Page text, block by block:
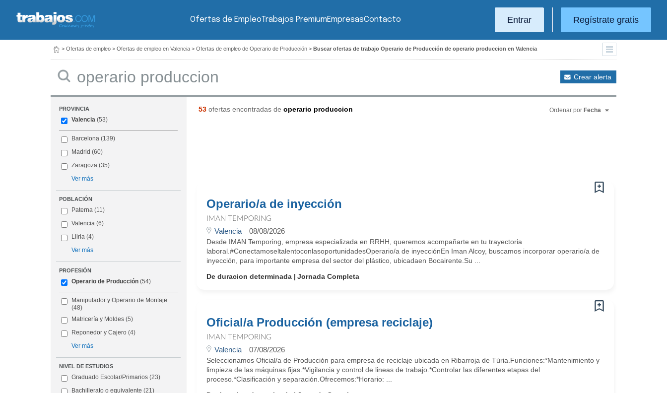
Ofertas de EmpleoTrabajos PremiumEmpresasContacto Entrar Regístrate gratis
> Ofertas de empleo > Ofertas de empleo en Valencia > Ofertas de empleo de Operario de Producción > Buscar ofertas de trabajo Operario de Producción de operario produccion en Valencia
Crear alerta
PROVINCIA
Valencia (53)
Barcelona (139)
Madrid (60)
Zaragoza (35)
Ver más
POBLACIÓN
Paterna (11)
Valencia (6)
Lliria (4)
Ver más
PROFESIÓN
Operario de Producción (54)
Manipulador y Operario de Montaje
(48)
Matricería y Moldes (5)
Reponedor y Cajero (4)
Ver más
NIVEL DE ESTUDIOS
Graduado Escolar/Primarios (23)
Bachillerato o equivalente (21)
53ofertas encontradas de operario produccion Ordenar por Fecha
Operario/a de inyección
IMAN TEMPORING
Valencia 08/08/2026
Desde IMAN Temporing, empresa especializada en RRHH, queremos acompañarte en tu trayectoria
laboral.#ConectamoseltalentoconlasoportunidadesOperario/a de inyecciónEn Iman Alcoy, buscamos incorporar operario/a de
inyección, para importante empresa del sector del plástico, ubicadaen Bocairente.Su ...
De duracion determinada
Jornada Completa
Oficial/a Producción (empresa reciclaje)
IMAN TEMPORING
Valencia 07/08/2026
Seleccionamos Oficial/a de Producción para empresa de reciclaje ubicada en Ribarroja de Túria.Funciones:*Mantenimiento y
limpieza de las máquinas fijas.*Vigilancia y control de lineas de trabajo.*Controlar las diferentes etapas del
proceso.*Clasificación y separación.Ofrecemos:*Horario: ...